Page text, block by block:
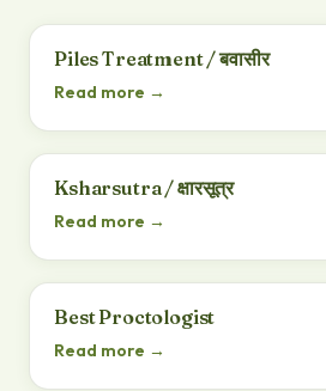
Piles Treatment / बवासीर
Read more →
Ksharsutra / क्षारसूत्र
Read more →
Best Proctologist
Read more →